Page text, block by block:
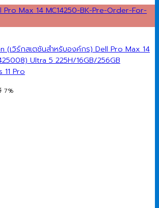
(เวิร์กสเตชันสำหรับองค์กร) Dell Pro Max 14
Ultra 5 225H/16GB/256GB
11 Pro
7%